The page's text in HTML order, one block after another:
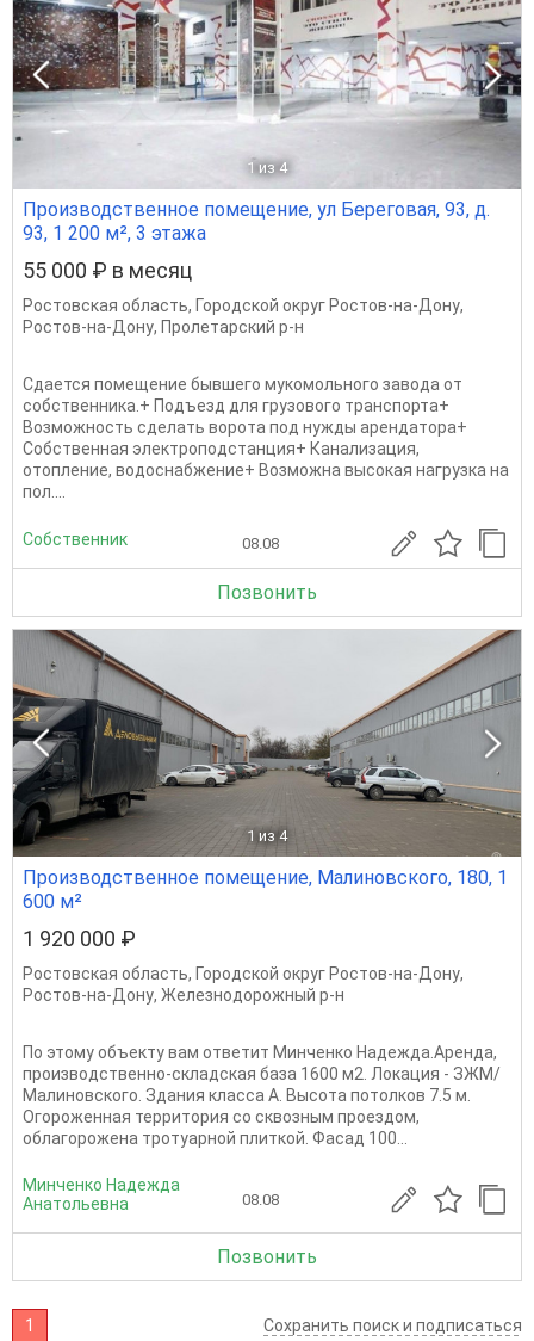
1 из 4
Производственное помещение, ул Береговая, 93, д.
93, 1 200 м², 3 этажа
55 000 ₽ в месяц
Ростовская область, Городской округ Ростов-на-Дону,
Ростов-на-Дону, Пролетарский р-н
Сдается помещение бывшего мукомольного завода от
собственника.+ Подъезд для грузового транспорта+
Возможность сделать ворота под нужды арендатора+
Собственная электроподстанция+ Канализация,
отопление, водоснабжение+ Возможна высокая нагрузка на
пол....
Собственник 08.08
Позвонить
1 из 4
Производственное помещение, Малиновского, 180, 1
600 м²
1 920 000 ₽
Ростовская область, Городской округ Ростов-на-Дону,
Ростов-на-Дону, Железнодорожный р-н
По этому объекту вам ответит Минченко Надежда.Аренда,
производственно-складская база 1600 м2. Локация - ЗЖМ/
Малиновского. Здания класса А. Высота потолков 7.5 м.
Огороженная территория со сквозным проездом,
облагорожена тротуарной плиткой. Фасад 100...
Минченко Надежда
Анатольевна
08.08
Позвонить
1 Сохранить поиск и подписаться